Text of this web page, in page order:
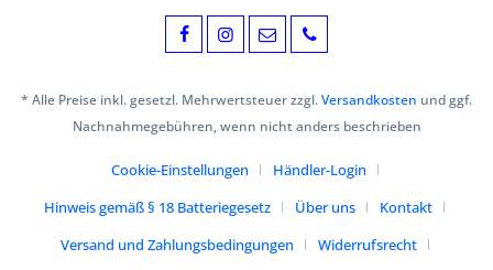
* Alle Preise inkl. gesetzl. Mehrwertsteuer zzgl.Versandkosten und ggf.
Nachnahmegebühren, wenn nicht anders beschrieben
Cookie-Einstellungen
Händler-Login
Hinweis gemäß § 18 Batteriegesetz
Über uns
Kontakt
Versand und Zahlungsbedingungen
Widerrufsrecht